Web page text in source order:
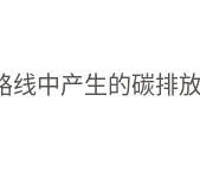
中产生的碳排